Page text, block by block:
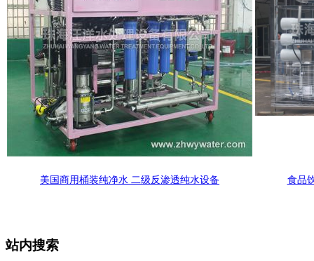
美国商用桶装纯净水 二级反渗透纯水设备 食品
站内搜索